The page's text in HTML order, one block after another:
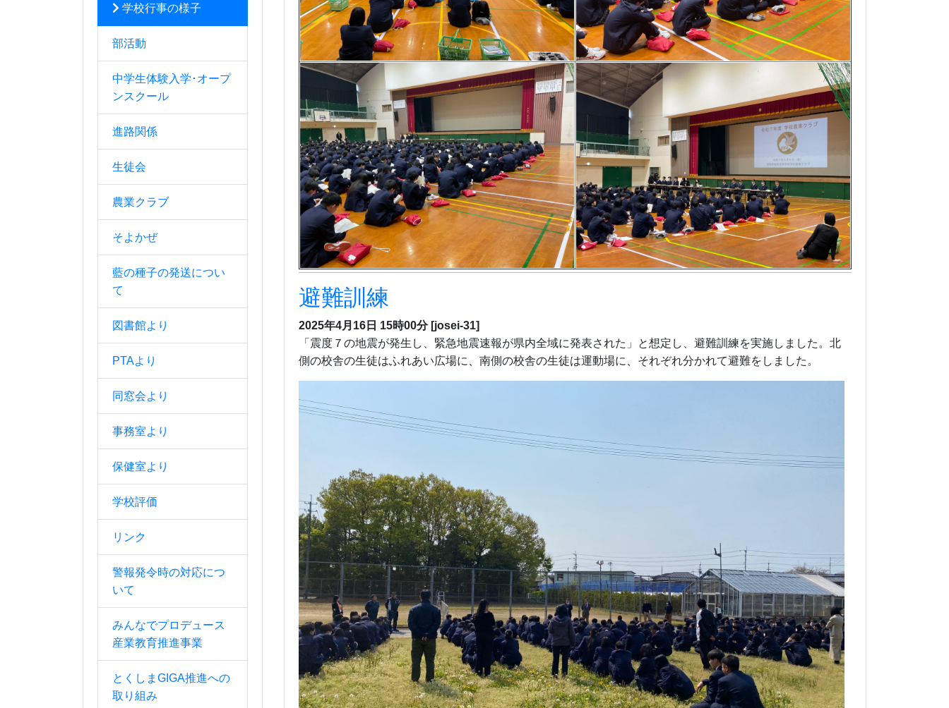
学校行事の様子
部活動
中学生体験入学･オープ
ンスクール
進路関係
生徒会
農業クラブ
そよかぜ
藍の種子の発送につい
て
図書館より
PTAより
同窓会より
事務室より
保健室より
学校評価
リンク
警報発令時の対応につ
いて
みんなでプロデュース
産業教育推進事業
とくしまGIGA推進への
取り組み
避難訓練
2025年4月16日 15時00分 [josei-31]
「震度７の地震が発生し、緊急地震速報が県内全域に発表された」と想定し、避難訓練を実施しました。北
側の校舎の生徒はふれあい広場に、南側の校舎の生徒は運動場に、それぞれ分かれて避難をしました。